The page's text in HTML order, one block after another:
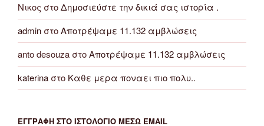
Νικος στοΔημοσιεύστε την δικιά σας ιστορία .
admin στοΑποτρέψαμε 11.132 αμβλώσεις
anto desouza στοΑποτρέψαμε 11.132 αμβλώσεις
katerina στο Καθε μερα ποναει πιο πολυ..
ΕΓΓΡΑΦΉ ΣΤΟ ΙΣΤΟΛΌΓΙΟ ΜΈΣΩ EMAIL